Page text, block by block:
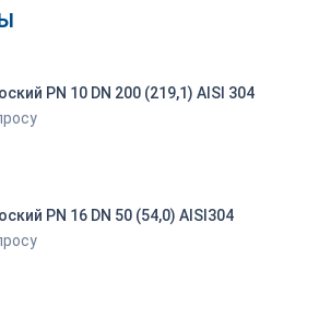
PN 10 DN 200 (219,1) AISI 304
Фланец плоский PN 16 DN 50 (54,0) AISI304